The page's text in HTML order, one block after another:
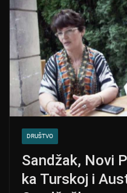
DRUŠTVO
Sandžak, Novi
ka Turskoj i